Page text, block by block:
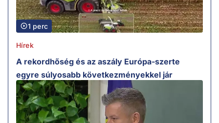
1 perc
Hírek
A rekordhőség és az aszály Európa-szerte
egyre súlyosabb következményekkel jár